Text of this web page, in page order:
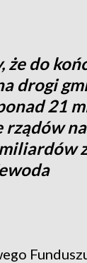
że do
drogi
21
rządów